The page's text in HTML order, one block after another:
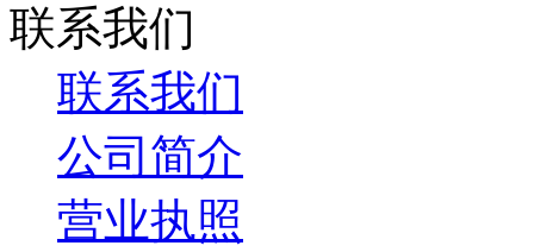
联系我们
联系我们
公司简介
营业执照